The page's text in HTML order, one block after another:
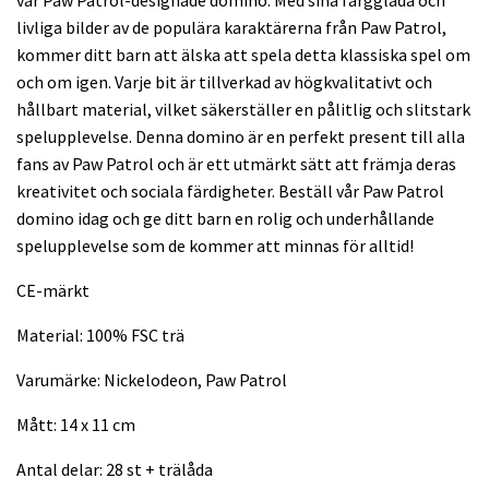
livliga bilder av de populära karaktärerna från Paw Patrol,
kommer ditt barn att älska att spela detta klassiska spel om
och om igen. Varje bit är tillverkad av högkvalitativt och
hållbart material, vilket säkerställer en pålitlig och slitstark
spelupplevelse. Denna domino är en perfekt present till alla
fans av Paw Patrol och är ett utmärkt sätt att främja deras
kreativitet och sociala färdigheter. Beställ vår Paw Patrol
domino idag och ge ditt barn en rolig och underhållande
spelupplevelse som de kommer att minnas för alltid!
CE-märkt
Material: 100% FSC trä
Varumärke: Nickelodeon, Paw Patrol
Mått: 14 x 11 cm
Antal delar: 28 st + trälåda